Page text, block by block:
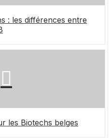
: les différences entre
les Biotechs belges